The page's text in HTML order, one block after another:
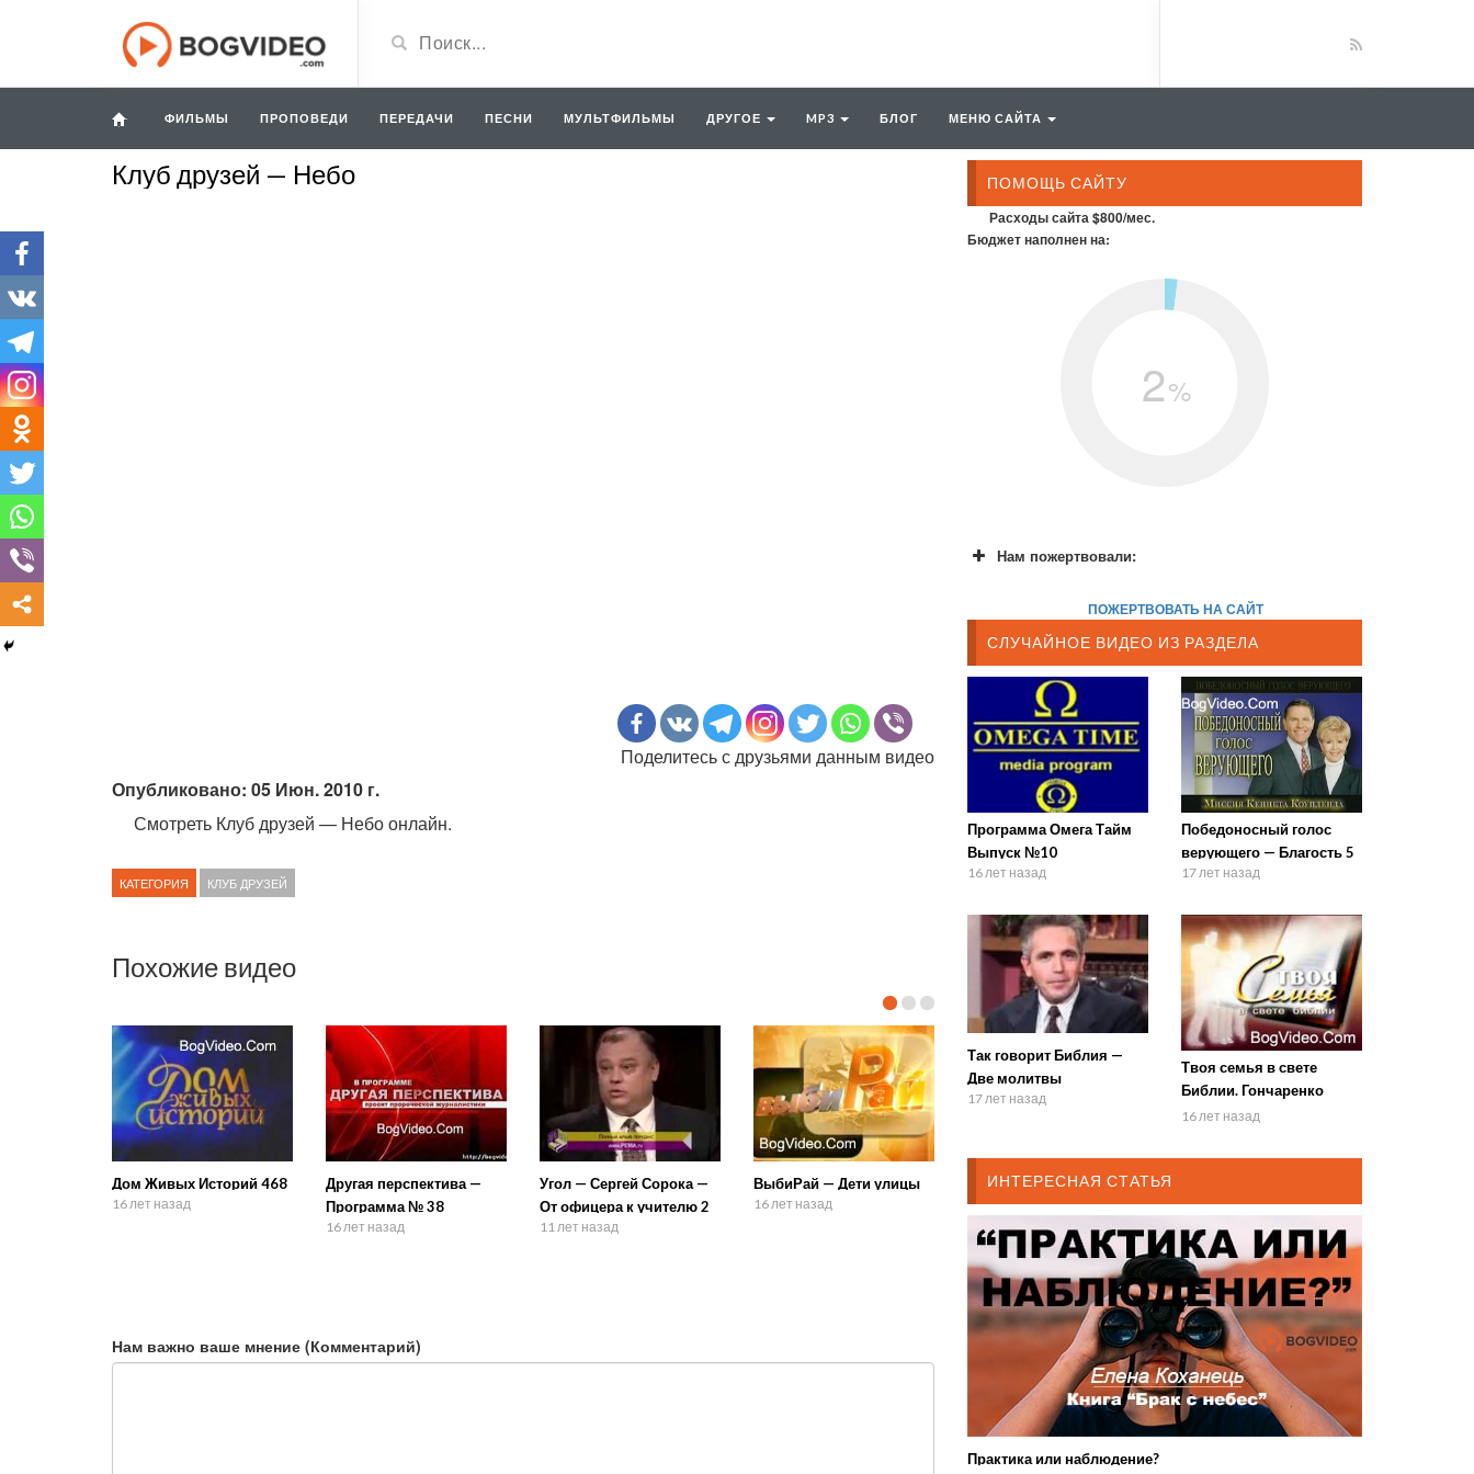
ФИЛЬМЫ ПРОПОВЕДИ ПЕРЕДАЧИ ПЕСНИ МУЛЬТФИЛЬМЫ ДРУГОЕ MP3 БЛОГ МЕНЮ САЙТА
Клуб друзей — Небо
Поделитесь с друзьями данным видео
Опубликовано: 05 Июн. 2010 г.
Смотреть Клуб друзей — Небо онлайн.
КАТЕГОРИЯ КЛУБ ДРУЗЕЙ
Похожие видео
Дом Живых Историй 468
16 лет назад
Другая перспектива —
Программа № 38
16 лет назад
Угол — Сергей Сорока —
От офицера к учителю 2
11 лет назад
ВыбиРай — Дети улицы
16 лет назад
Нам важно ваше мнение (Комментарий)
ПОМОЩЬ САЙТУ
Расходы сайта $800/мес.
Бюджет наполнен на:
2%
Нам пожертвовали:
ПОЖЕРТВОВАТЬ НА САЙТ
СЛУЧАЙНОЕ ВИДЕО ИЗ РАЗДЕЛА
Программа Омега Тайм
Выпуск №10
16 лет назад
Победоносный голос
верующего — Благость 5
17 лет назад
Так говорит Библия —
Две молитвы
17 лет назад
Твоя семья в свете
Библии. Гончаренко
Владимир и Алёна
16 лет назад
ИНТЕРЕСНАЯ СТАТЬЯ
Практика или наблюдение?